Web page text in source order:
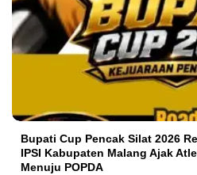
Bupati Cup Pencak Silat 2026
IPSI Kabupaten Malang Ajak
Menuju POPDA